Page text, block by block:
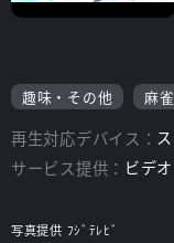
趣味・その他 麻雀
再生対応デバイス：
サービス提供： ビデ
写真提供 ﾌｼﾞﾃﾚﾋﾞ